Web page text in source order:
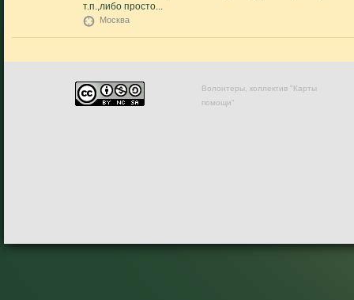
т.п.,либо просто...
Москва
Волонтеры, коллектив "Карты
помощи"